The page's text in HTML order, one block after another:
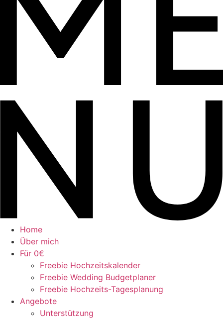
Home
Über mich
Für 0€
Freebie Hochzeitskalender
Freebie Wedding Budgetplaner
Freebie Hochzeits-Tagesplanung
Angebote
Unterstützung